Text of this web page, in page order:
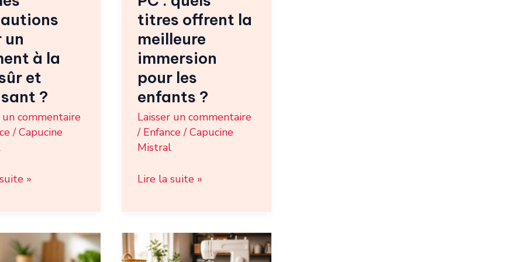
un
à la
et
?
un commentaire
/Capucine
»
titres offrent la
meilleure
immersion
pour les
enfants ?
Laisser un commentaire
/ Enfance/Capucine
Mistral
immersion
pour
les
enfants
?
Lire la suite »
Chausson
bébé